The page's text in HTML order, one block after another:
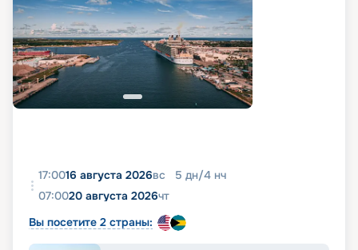
17:0016 августа 2026вс 5 дн/4 нч
07:0020 августа 2026чт
Вы посетите 2 страны: